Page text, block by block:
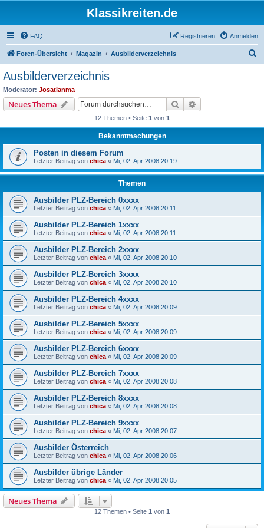
Klassikreiten.de
FAQ Anmelden
Registrieren
Foren-Übersicht Magazin Ausbilderverzeichnis
Ausbilderverzeichnis
Moderator: Josatianma
Neues Thema Suche
12 Themen • Seite 1 von 1
Bekanntmachungen
Posten in diesem Forum
Letzter Beitrag von chica « Mi, 02. Apr 2008 20:19
Themen
Ausbilder PLZ-Bereich 0xxxx
Letzter Beitrag von chica « Mi, 02. Apr 2008 20:11
Ausbilder PLZ-Bereich 1xxxx
Letzter Beitrag von chica « Mi, 02. Apr 2008 20:11
Ausbilder PLZ-Bereich 2xxxx
Letzter Beitrag von chica « Mi, 02. Apr 2008 20:10
Ausbilder PLZ-Bereich 3xxxx
Letzter Beitrag von chica « Mi, 02. Apr 2008 20:10
Ausbilder PLZ-Bereich 4xxxx
Letzter Beitrag von chica « Mi, 02. Apr 2008 20:09
Ausbilder PLZ-Bereich 5xxxx
Letzter Beitrag von chica « Mi, 02. Apr 2008 20:09
Ausbilder PLZ-Bereich 6xxxx
Letzter Beitrag von chica « Mi, 02. Apr 2008 20:09
Ausbilder PLZ-Bereich 7xxxx
Letzter Beitrag von chica « Mi, 02. Apr 2008 20:08
Ausbilder PLZ-Bereich 8xxxx
Letzter Beitrag von chica « Mi, 02. Apr 2008 20:08
Ausbilder PLZ-Bereich 9xxxx
Letzter Beitrag von chica « Mi, 02. Apr 2008 20:07
Ausbilder Österreich
Letzter Beitrag von chica « Mi, 02. Apr 2008 20:06
Ausbilder übrige Länder
Letzter Beitrag von chica « Mi, 02. Apr 2008 20:05
Neues Thema
12 Themen • Seite 1 von 1